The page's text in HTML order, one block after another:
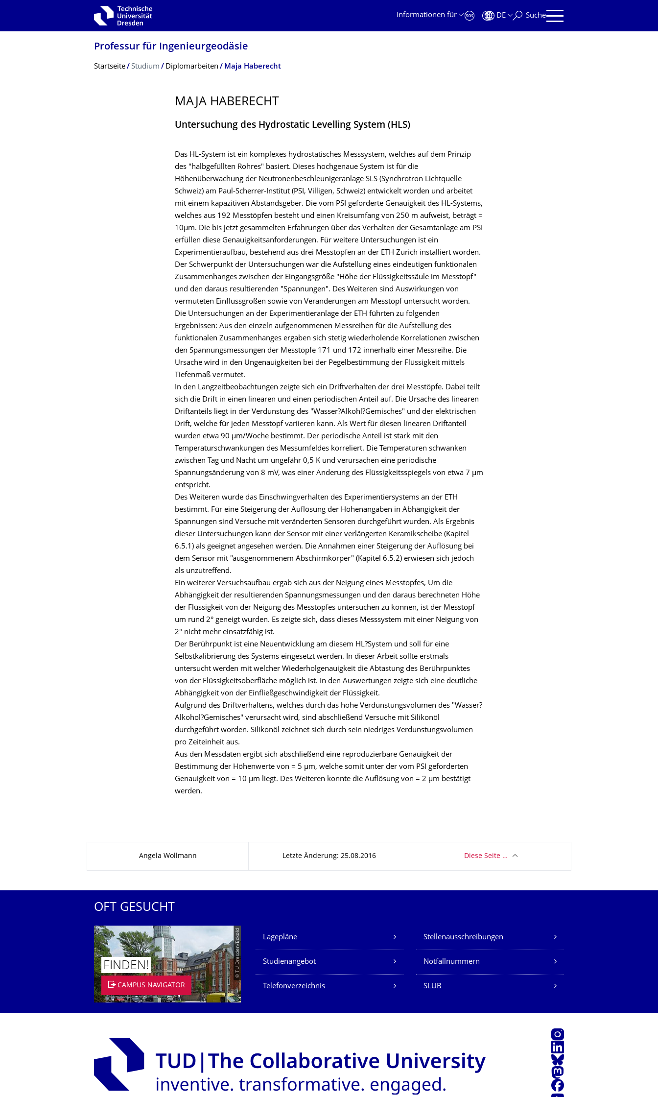
Zur Hauptnavigation springen
Informationen für
DE Suche
Professur für Ingenieurgeodäsie
Breadcrumb-Menü
Startseite Studium Diplomarbeiten Maja Haberecht
MAJA HABERECHT
Untersuchung des Hydrostatic Levelling System (HLS)
Das HL-System ist ein komplexes hydrostatisches Messsystem, welches auf dem Prinzip
des "halbgefüllten Rohres" basiert. Dieses hochgenaue System ist für die
Höhenüberwachung der Neutronenbeschleunigeranlage SLS (Synchrotron Lichtquelle
Schweiz) am Paul-Scherrer-Institut (PSI, Villigen, Schweiz) entwickelt worden und arbeitet
mit einem kapazitiven Abstandsgeber. Die vom PSI geforderte Genauigkeit des HL-Systems,
welches aus 192 Messtöpfen besteht und einen Kreisumfang von 250 m aufweist, beträgt =
10µm. Die bis jetzt gesammelten Erfahrungen über das Verhalten der Gesamtanlage am PSI
erfüllen diese Genauigkeitsanforderungen. Für weitere Untersuchungen ist ein
Experimentieraufbau, bestehend aus drei Messtöpfen an der ETH Zürich installiert worden.
Der Schwerpunkt der Untersuchungen war die Aufstellung eines eindeutigen funktionalen
Zusammenhanges zwischen der Eingangsgröße "Höhe der Flüssigkeitssäule im Messtopf"
und den daraus resultierenden "Spannungen". Des Weiteren sind Auswirkungen von
vermuteten Einflussgrößen sowie von Veränderungen am Messtopf untersucht worden.
Die Untersuchungen an der Experimentieranlage der ETH führten zu folgenden
Ergebnissen: Aus den einzeln aufgenommenen Messreihen für die Aufstellung des
funktionalen Zusammenhanges ergaben sich stetig wiederholende Korrelationen zwischen
den Spannungsmessungen der Messtöpfe 171 und 172 innerhalb einer Messreihe. Die
Ursache wird in den Ungenauigkeiten bei der Pegelbestimmung der Flüssigkeit mittels
Tiefenmaß vermutet.
In den Langzeitbeobachtungen zeigte sich ein Driftverhalten der drei Messtöpfe. Dabei teilt
sich die Drift in einen linearen und einen periodischen Anteil auf. Die Ursache des linearen
Driftanteils liegt in der Verdunstung des "Wasser?Alkohl?Gemisches" und der elektrischen
Drift, welche für jeden Messtopf variieren kann. Als Wert für diesen linearen Driftanteil
wurden etwa 90 µm/Woche bestimmt. Der periodische Anteil ist stark mit den
Temperaturschwankungen des Messumfeldes korreliert. Die Temperaturen schwanken
zwischen Tag und Nacht um ungefähr 0,5 K und verursachen eine periodische
Spannungsänderung von 8 mV, was einer Änderung des Flüssigkeitsspiegels von etwa 7 µm
entspricht.
Des Weiteren wurde das Einschwingverhalten des Experimentiersystems an der ETH
bestimmt. Für eine Steigerung der Auflösung der Höhenangaben in Abhängigkeit der
Spannungen sind Versuche mit veränderten Sensoren durchgeführt wurden. Als Ergebnis
dieser Untersuchungen kann der Sensor mit einer verlängerten Keramikscheibe (Kapitel
6.5.1) als geeignet angesehen werden. Die Annahmen einer Steigerung der Auflösung bei
dem Sensor mit "ausgenommenem Abschirmkörper" (Kapitel 6.5.2) erwiesen sich jedoch
als unzutreffend.
Ein weiterer Versuchsaufbau ergab sich aus der Neigung eines Messtopfes, Um die
Abhängigkeit der resultierenden Spannungsmessungen und den daraus berechneten Höhe
der Flüssigkeit von der Neigung des Messtopfes untersuchen zu können, ist der Messtopf
um rund 2° geneigt wurden. Es zeigte sich, dass dieses Messsystem mit einer Neigung von
2° nicht mehr einsatzfähig ist.
Der Berührpunkt ist eine Neuentwicklung am diesem HL?System und soll für eine
Selbstkalibrierung des Systems eingesetzt werden. In dieser Arbeit sollte erstmals
untersucht werden mit welcher Wiederholgenauigkeit die Abtastung des Berührpunktes
von der Flüssigkeitsoberfläche möglich ist. In den Auswertungen zeigte sich eine deutliche
Abhängigkeit von der Einfließgeschwindigkeit der Flüssigkeit.
Aufgrund des Driftverhaltens, welches durch das hohe Verdunstungsvolumen des "Wasser?
Alkohol?Gemisches" verursacht wird, sind abschließend Versuche mit Silikonöl
durchgeführt worden. Silikonöl zeichnet sich durch sein niedriges Verdunstungsvolumen
pro Zeiteinheit aus.
Aus den Messdaten ergibt sich abschließend eine reproduzierbare Genauigkeit der
Bestimmung der Höhenwerte von = 5 µm, welche somit unter der vom PSI geforderten
Genauigkeit von = 10 µm liegt. Des Weiteren konnte die Auflösung von = 2 µm bestätigt
werden.
Angela Wollmann Letzte Änderung: 25.08.2016 Diese Seite …
OFT GESUCHT
© TU Dresden/Eckold
FINDEN!
CAMPUS NAVIGATOR
Unsere Dienste
Lagepläne Stellenausschreibungen
Studienangebot Notfallnummern
Telefonverzeichnis SLUB
Instagram
LinkedIn
Bluesky
Mastodon
Facebook